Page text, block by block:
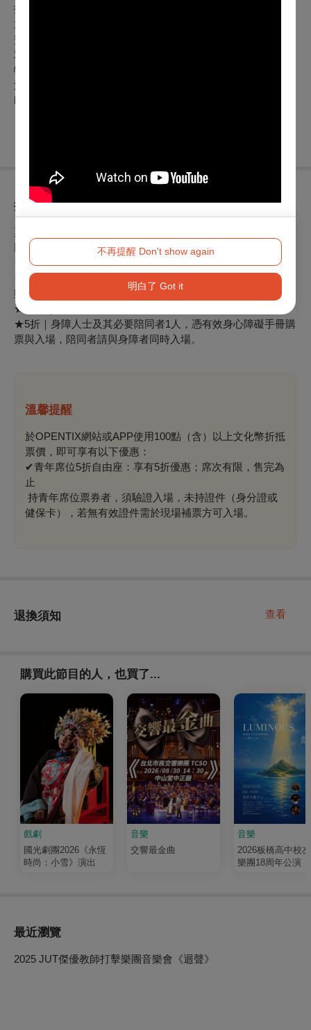
不再提醒 Don't show again
明白了 Got it
指導單位｜文化部
主辦單位｜財團法人擊樂文教基金會
贊助單位｜臺北市政府文化局、瓷林、鈊象電子、全科科技、
双燕樂器、豪聲樂器
特別感謝｜上海商業儲蓄銀行文教基金會
活動官網｜
https://www.jpg.org.tw/event/2025juthearts/
折扣方案
票價400／600／800／1000／1200
以下優惠請擇一使用，請恕無法合併使用
★85折｜朱宗慶打擊樂教學系統學員、校園推廣、藝企好友
★9折｜OPENTIX會員、誠品會員、光點會員、華夏會員、擊
樂之友
★95折｜中國信託、玉山銀行、兆豐銀行信用卡卡友
★5折｜身障人士及其必要陪同者1人，憑有效身心障礙手冊購
票與入場，陪同者請與身障者同時入場。
溫馨提醒
於OPENTIX網站或APP使用100點（含）以上文化幣折抵
票價，即可享有以下優惠：
✔青年席位5折自由座：享有5折優惠；席次有限，售完為
止
持青年席位票券者，須驗證入場，未持證件（身分證或
健保卡），若無有效證件需於現場補票方可入場。
退換須知 查看
購買此節目的人，也買了...
戲劇
國光劇團2026《永恆
時尚：小雪》演出
音樂
交響最金曲
音樂
2026板橋高中校
樂團18周年公演
最近瀏覽
2025 JUT傑優教師打擊樂團音樂會《迴聲》